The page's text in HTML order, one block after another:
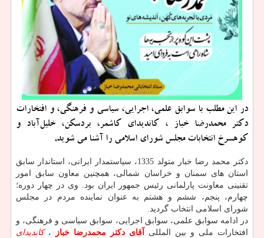
در این مطلب با سوابق علمی، اجرایی، سیاسی و فرهنگی، و افتخارات
دكتر محمدرضا خباز ، كاندیدای كاشمر، بردسكن، خلیل‌آباد و
كوهسرخ انتخابات مجلس شورای اسلامی را آشنا می شوید.
دکتر محمد رضا خبار متولد 1335، سیاستمدار ایرانی، استاندار سابق
استان های سمنان و خراسان شمالی، همچنین معاون سابق امور
تقنینی معاونت پارلمانی رئیس جمهور ایران بود. وی در چهار دوره؛
چهارم، پنجم، ششم و هشتم به عنوان نماینده مردم در مجلس
شورای اسلامی انتخاب گردید.
در ادامه سوابق علمی، سوابق اجرایی، سوابق سیاسی و فرهنگی، و
افتخارات ملی و بین المللی آقای دکتر محمدرضا خباز ،کاندیدای